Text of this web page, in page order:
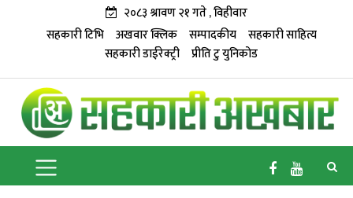
२०८३ श्रावण २१ गते , विहीवार
सहकारी टिभि
अखवार क्लिक सम्पादकीय
सहकारी साहित्य
सहकारी डाईरेक्ट्री प्रीति टु युनिकोड